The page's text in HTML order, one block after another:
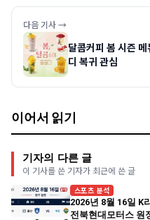
다음 기사 →
달콤커피 봄 시즌
디 복귀 관심
이어서 읽기
기자의 다른 글
이 기사를 쓴 기자가 최근에 쓴 글
스포츠 분석
2026년 8월 16일 K
전북현대모터스 원